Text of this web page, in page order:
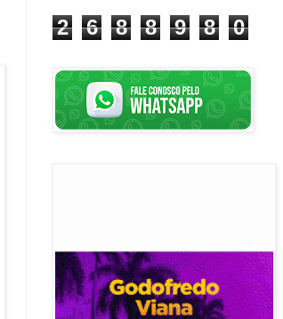
2 6 8 8 9 8 0